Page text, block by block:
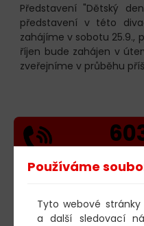
Představení "Dětský
představení v této
zahájíme v sobotu 25.9.,
říjen bude zahájen v
zveřejníme v průběhu
05.08.2026
Poklad ve
Používáme
Tyto webové
a další sledovací